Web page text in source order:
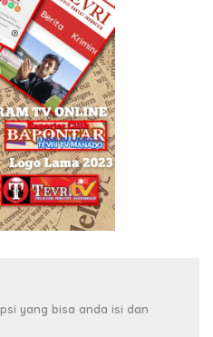
yang bisa anda isi dan